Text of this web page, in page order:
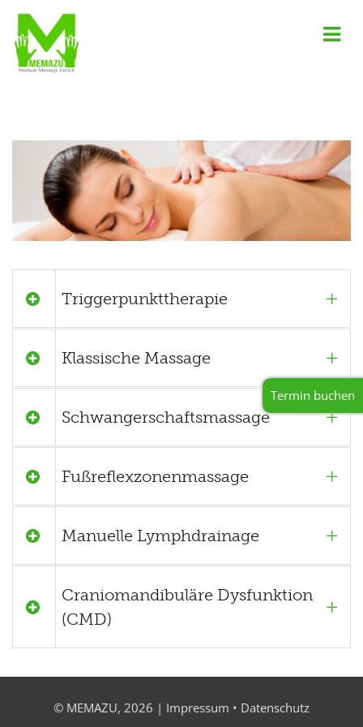
Termin buchen
Triggerpunkttherapie
Klassische Massage
Schwangerschaftsmassage
Fußreflexzonenmassage
Manuelle Lymphdrainage
Craniomandibuläre Dysfunktion
(CMD)
© MEMAZU, 2026 | Impressum • Datenschutz